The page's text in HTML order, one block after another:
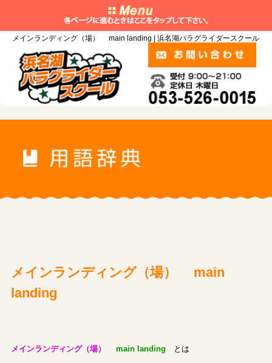
メインランディング（場） main landing | 浜名湖パラグライダースクール
メインランディング（場） main
landing
メインランディング（場） main landing とは